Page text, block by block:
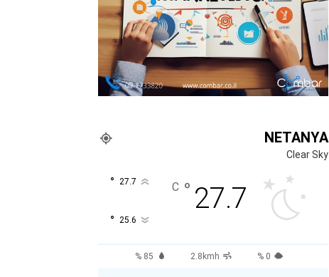
NETANYA
Clear Sky
27.7
°
C
27.7
°
25.6
°
85 % 2.8kmh 0 %